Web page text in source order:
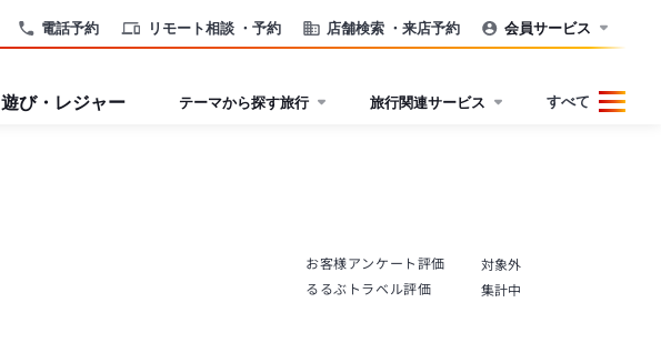
電話予約 リモート相談 ・予約 店舗検索 ・来店予約 会員サービス
遊び・レジャー テーマから探す旅行 旅行関連サービス すべて
お客様アンケート評価
対象外
るるぶトラベル評価
集計中